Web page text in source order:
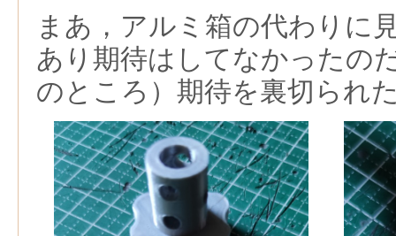
まあ，アルミ箱の代わりに
あり期待はしてなかったの
のところ）期待を裏切られ